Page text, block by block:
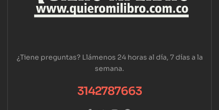
¿Tiene preguntas? Llámenos 24 horas al día, 7 días a la
semana.
3142787663